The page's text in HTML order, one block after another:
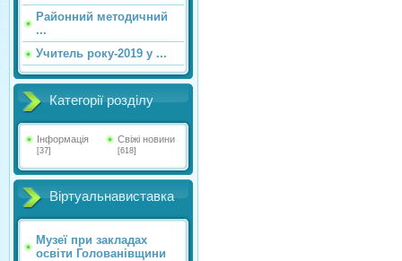
Районний методичний
...
Учитель року-2019 у ...
Категорії розділу
Інформація
[37]
Свіжі новини
[618]
Віртуальнавиставка
Музеї при закладах
освіти Голованівщини